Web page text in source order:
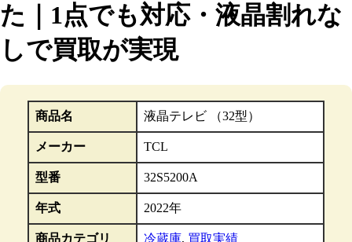
た｜1点でも対応・液晶割れな
しで買取が実現
商品名 液晶テレビ （32型）
メーカー TCL
型番 32S5200A
年式 2022年
商品カテゴリ 冷蔵庫, 買取実績